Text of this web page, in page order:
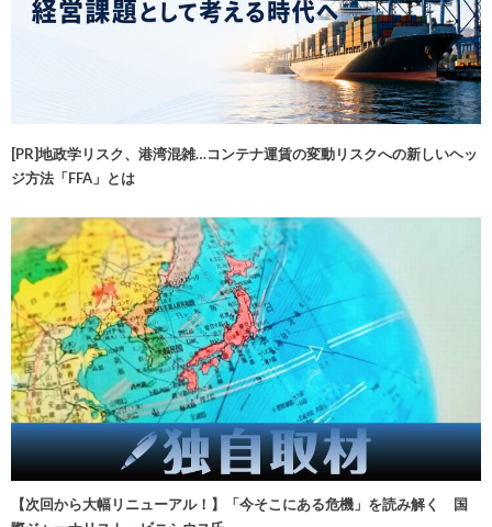
[PR]地政学リスク、港湾混雑…コンテナ運賃の変動リスクへの新しいヘッ
ジ方法「FFA」とは
【次回から大幅リニューアル！】「今そこにある危機」を読み解く 国